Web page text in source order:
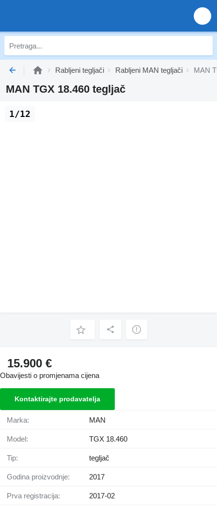
Rabljeni tegljači Rabljeni MAN tegljači MAN
MAN TGX 18.460 tegljač
1/12
15.900 €
Obavijesti o promjenama cijena
Kontaktirajte prodavatelja
Marka: MAN
Model: TGX 18.460
Tip: tegljač
Godina proizvodnje: 2017
Prva registracija: 2017-02